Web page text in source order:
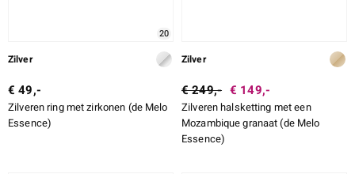
20
Zilver
€ 49,-
Zilveren ring met zirkonen (de Melo
Essence)
Zilver
€ 249,- € 149,-
Zilveren halsketting met een
Mozambique granaat (de Melo
Essence)